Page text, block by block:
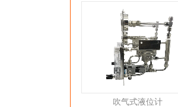
吹气式液位计